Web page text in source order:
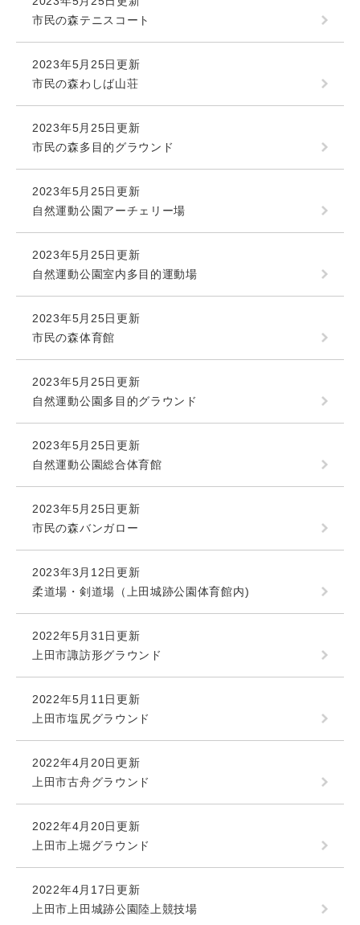
市民の森テニスコート
2023年5月25日更新
市民の森わしば山荘
2023年5月25日更新
市民の森多目的グラウンド
2023年5月25日更新
自然運動公園アーチェリー場
2023年5月25日更新
自然運動公園室内多目的運動場
2023年5月25日更新
市民の森体育館
2023年5月25日更新
自然運動公園多目的グラウンド
2023年5月25日更新
自然運動公園総合体育館
2023年5月25日更新
市民の森バンガロー
2023年3月12日更新
柔道場・剣道場（上田城跡公園体育館内)
2022年5月31日更新
上田市諏訪形グラウンド
2022年5月11日更新
上田市塩尻グラウンド
2022年4月20日更新
上田市古舟グラウンド
2022年4月20日更新
上田市上堀グラウンド
2022年4月17日更新
上田市上田城跡公園陸上競技場